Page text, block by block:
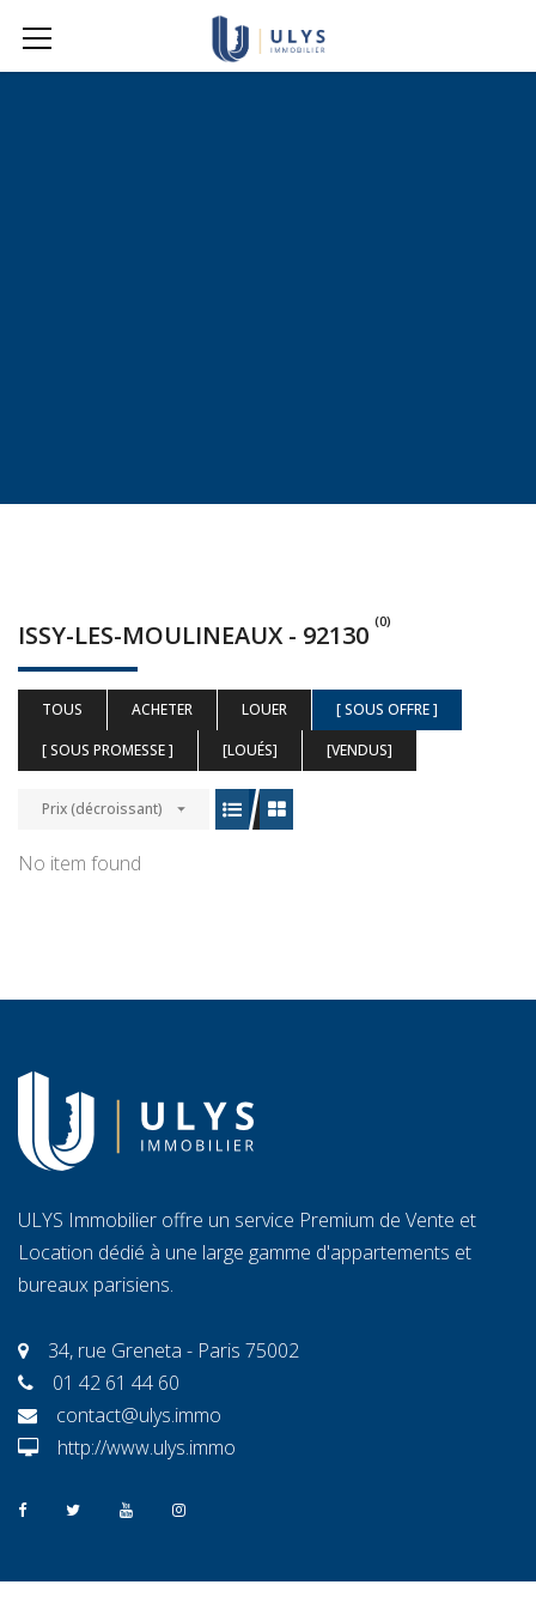
ISSY-LES-MOULINEAUX - 92130 (0)
TOUS ACHETER LOUER
[ SOUS OFFRE ]
[ SOUS PROMESSE ]
[LOUÉS] [VENDUS]
Prix (décroissant)
No item found
ULYS Immobilier offre un service Premium de Vente et
Location dédié à une large gamme d'appartements et
bureaux parisiens.
34, rue Greneta - Paris 75002
01 42 61 44 60
contact@ulys.immo
http://www.ulys.immo